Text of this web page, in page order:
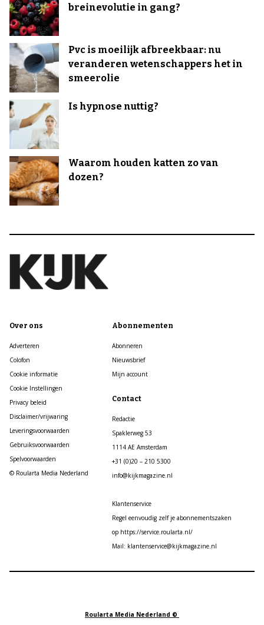
breinevolutie in gang?
Pvc is moeilijk afbreekbaar: nu
veranderen wetenschappers het in
smeerolie
Is hypnose nuttig?
Waarom houden katten zo van
dozen?
Over ons
Adverteren
Colofon
Cookie informatie
Cookie Instellingen
Privacy beleid
Disclaimer/vrijwaring
Leveringsvoorwaarden
Gebruiksvoorwaarden
Spelvoorwaarden
© Roularta Media Nederland
Abonnementen
Abonneren
Nieuwsbrief
Mijn account
Contact
Redactie
Spaklerweg 53
1114 AE Amsterdam
+31 (0)20 – 210 5300
info@kijkmagazine.nl
Klantenservice
Regel eenvoudig zelf je abonnementszaken
op https://service.roularta.nl/
Mail: klantenservice@kijkmagazine.nl
Roularta Media Nederland ©